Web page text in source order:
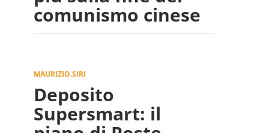
comunismo cinese
MAURIZIO.SIRI
Deposito
Supersmart: il